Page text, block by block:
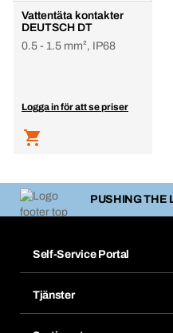
Vattentäta kontakter
DEUTSCH DT
0.5 - 1.5 mm², IP68
Logga in för att se priser
PUSHING THE
Self-Service Portal
Tjänster